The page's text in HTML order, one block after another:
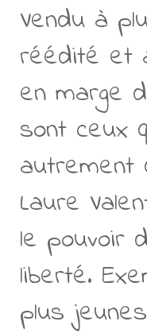
Vendu à
réédité et
en marge
sont ceux
autrement
Laure
le pouvoir
liberté.
plus